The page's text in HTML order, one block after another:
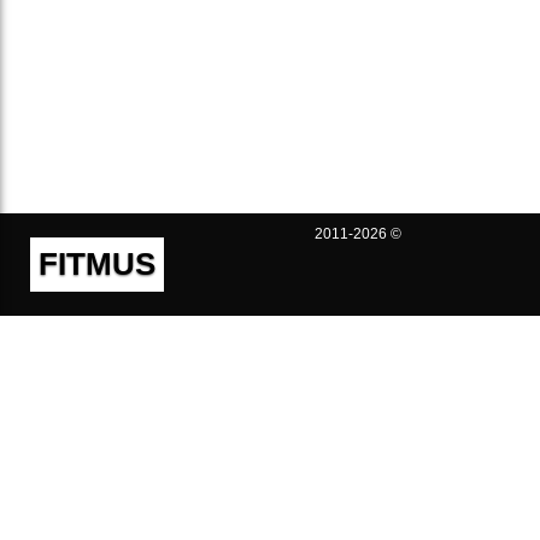
FITMUS
2011-2026 ©